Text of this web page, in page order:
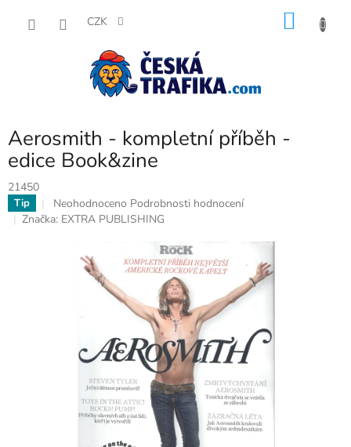
CZK
Aerosmith - kompletní příběh -
edice Book&zine
21450
Tip
Průměrné
hodnocení
Neohodnoceno Podrobnosti hodnocení
Značka: EXTRA PUBLISHING